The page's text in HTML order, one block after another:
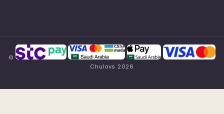
©
2026
Chulovs